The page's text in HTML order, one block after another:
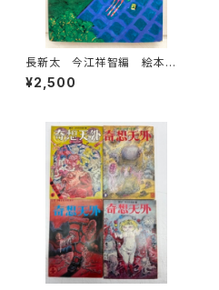
長新太 今江祥智編 絵本作
家文庫 1977年 すばる書房
文庫
¥2,500